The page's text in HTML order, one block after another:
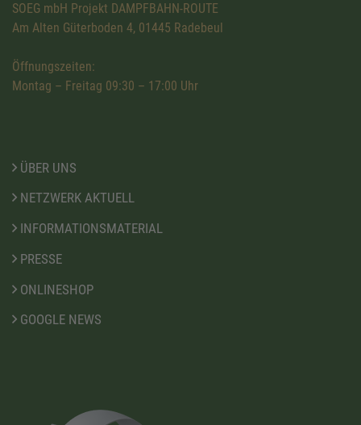
SOEG mbH Projekt DAMPFBAHN-ROUTE
Am Alten Güterboden 4, 01445 Radebeul
Öffnungszeiten:
Montag – Freitag 09:30 – 17:00 Uhr
ÜBER UNS
NETZWERK AKTUELL
INFORMATIONSMATERIAL
PRESSE
ONLINESHOP
GOOGLE NEWS